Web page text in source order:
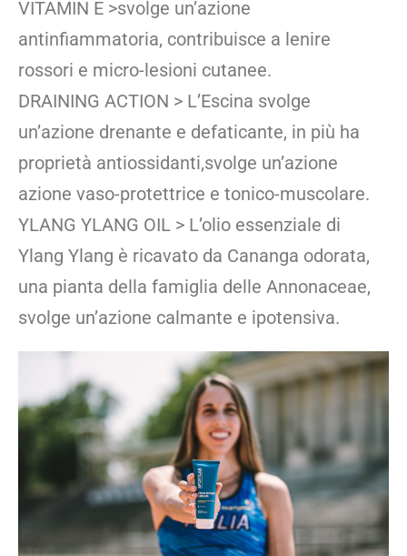
VITAMIN E >svolge un’azione
antinfiammatoria, contribuisce a lenire
rossori e micro-lesioni cutanee.
DRAINING ACTION > L’Escina svolge
un’azione drenante e defaticante, in più ha
proprietà antiossidanti,svolge un’azione
azione vaso-protettrice e tonico-muscolare.
YLANG YLANG OIL > L’olio essenziale di
Ylang Ylang è ricavato da Cananga odorata,
una pianta della famiglia delle Annonaceae,
svolge un’azione calmante e ipotensiva.